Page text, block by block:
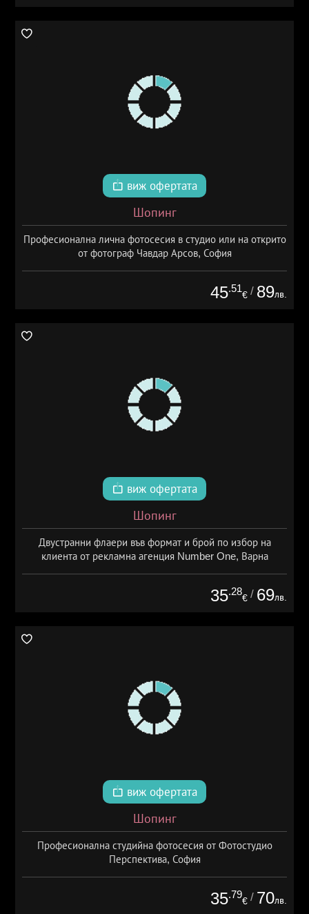
виж офертата
Шопинг
Професионална лична фотосесия в студио или на открито
от фотограф Чавдар Арсов, София
45.51
€ / 89лв.
виж офертата
Шопинг
Двустранни флаери във формат и брой по избор на
клиента от рекламна агенция Number One, Варна
35.28
€ / 69лв.
виж офертата
Шопинг
Професионална студийна фотосесия от Фотостудио
Перспектива, София
35.79
€ / 70лв.